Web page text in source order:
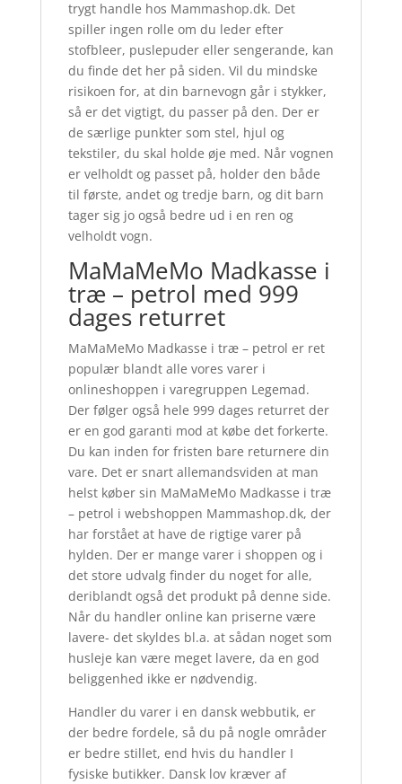
trygt handle hos Mammashop.dk. Det
spiller ingen rolle om du leder efter
stofbleer, puslepuder eller sengerande, kan
du finde det her på siden. Vil du mindske
risikoen for, at din barnevogn går i stykker,
så er det vigtigt, du passer på den. Der er
de særlige punkter som stel, hjul og
tekstiler, du skal holde øje med. Når vognen
er velholdt og passet på, holder den både
til første, andet og tredje barn, og dit barn
tager sig jo også bedre ud i en ren og
velholdt vogn.
MaMaMeMo Madkasse i
træ – petrol med 999
dages returret
MaMaMeMo Madkasse i træ – petrol er ret
populær blandt alle vores varer i
onlineshoppen i varegruppen Legemad.
Der følger også hele 999 dages returret der
er en god garanti mod at købe det forkerte.
Du kan inden for fristen bare returnere din
vare. Det er snart allemandsviden at man
helst køber sin MaMaMeMo Madkasse i træ
– petrol i webshoppen Mammashop.dk, der
har forstået at have de rigtige varer på
hylden. Der er mange varer i shoppen og i
det store udvalg finder du noget for alle,
deriblandt også det produkt på denne side.
Når du handler online kan priserne være
lavere- det skyldes bl.a. at sådan noget som
husleje kan være meget lavere, da en god
beliggenhed ikke er nødvendig.
Handler du varer i en dansk webbutik, er
der bedre fordele, så du på nogle områder
er bedre stillet, end hvis du handler I
fysiske butikker. Dansk lov kræver af